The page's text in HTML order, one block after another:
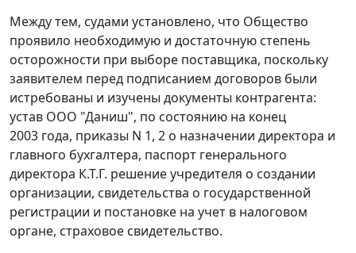
Между тем, судами установлено, что Общество
проявило необходимую и достаточную степень
осторожности при выборе поставщика, поскольку
заявителем перед подписанием договоров были
истребованы и изучены документы контрагента:
устав ООО "Даниш", по состоянию на конец
2003 года, приказы N 1, 2 о назначении директора и
главного бухгалтера, паспорт генерального
директора К.Т.Г. решение учредителя о создании
организации, свидетельства о государственной
регистрации и постановке на учет в налоговом
органе, страховое свидетельство.